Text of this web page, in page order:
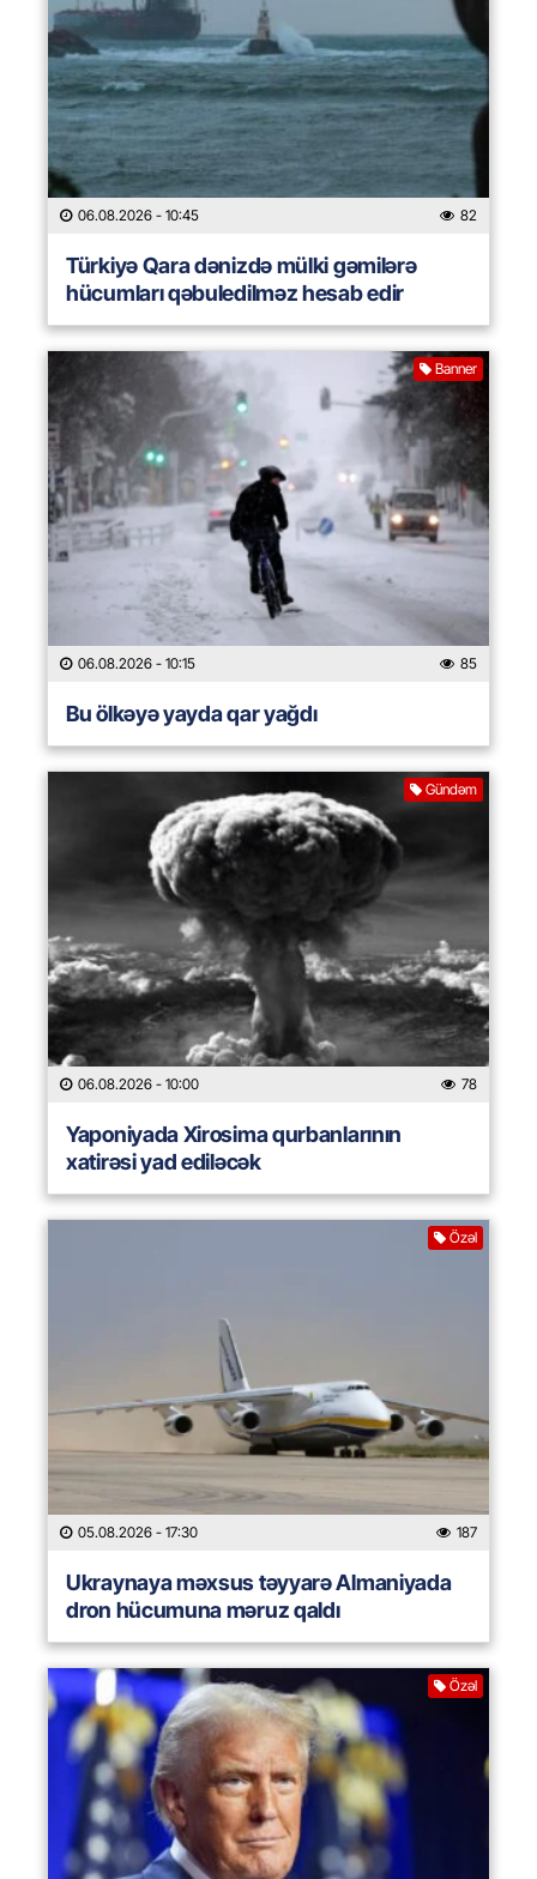
06.08.2026 - 10:45 82
Türkiyə Qara dənizdə mülki gəmilərə
hücumları qəbuledilməz hesab edir
Banner
06.08.2026 - 10:15 85
Bu ölkəyə yayda qar yağdı
Gündəm
06.08.2026 - 10:00 78
Yaponiyada Xirosima qurbanlarının
xatirəsi yad ediləcək
Özəl
05.08.2026 - 17:30 187
Ukraynaya məxsus təyyarə Almaniyada
dron hücumuna məruz qaldı
Özəl